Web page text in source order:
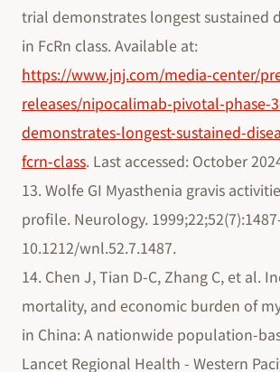
trial demonstrates longest sustained
in FcRn class. Available at:
https://www.jnj.com/media-center/
releases/nipocalimab-pivotal-phase-
demonstrates-longest-sustained-
fcrn-class. Last accessed: October
13. Wolfe GI Myasthenia gravis
profile. Neurology.
10.1212/wnl.52.7.1487.
14. Chen J, Tian D-C, Zhang C, et al.
mortality, and economic burden of
in China: A nationwide population-
Lancet Regional Health - Western